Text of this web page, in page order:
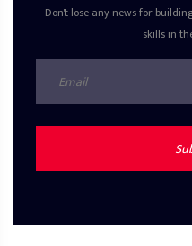
Don't lose any news for
skills in